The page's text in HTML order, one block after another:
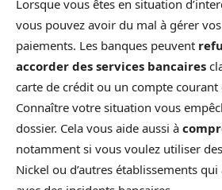
Lorsque vous êtes en situation
vous pouvez avoir du mal à gérer
paiements. Les banques peuvent
accorder des services bancaires
carte de crédit ou un compte courant
Connaître votre situation vous
dossier. Cela vous aide aussi à
notamment si vous voulez utiliser
Nickel ou d’autres établissements